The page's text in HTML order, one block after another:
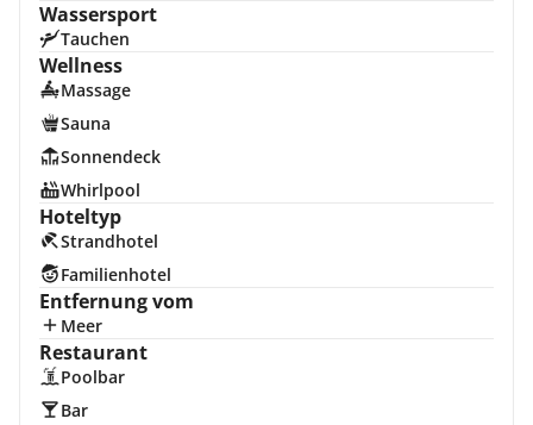
Wassersport
Tauchen
Wellness
Massage
Sauna
Sonnendeck
Whirlpool
Hoteltyp
Strandhotel
Familienhotel
Entfernung vom
Meer
Restaurant
Poolbar
Bar